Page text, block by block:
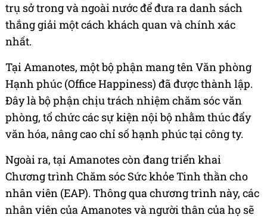
trụ sở trong và ngoài nước để đưa ra danh sách
thắng giải một cách khách quan và chính xác
nhất.
Tại Amanotes, một bộ phận mang tên Văn phòng
Hạnh phúc (Office Happiness) đã được thành lập.
Đây là bộ phận chịu trách nhiệm chăm sóc văn
phòng, tổ chức các sự kiện nội bộ nhằm thúc đẩy
văn hóa, nâng cao chỉ số hạnh phúc tại công ty.
Ngoài ra, tại Amanotes còn đang triển khai
Chương trình Chăm sóc Sức khỏe Tinh thần cho
nhân viên (EAP). Thông qua chương trình này, các
nhân viên của Amanotes và người thân của họ sẽ